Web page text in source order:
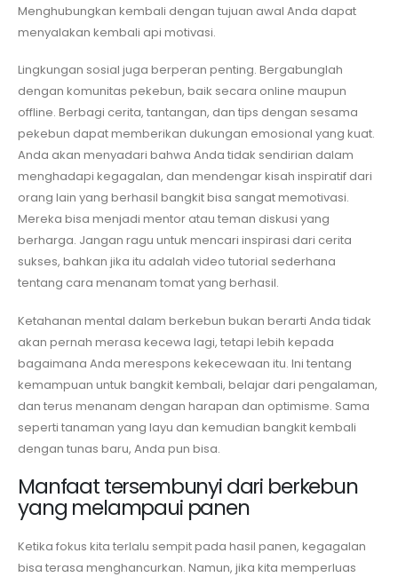
Menghubungkan kembali dengan tujuan awal Anda dapat
menyalakan kembali api motivasi.
Lingkungan sosial juga berperan penting. Bergabunglah
dengan komunitas pekebun, baik secara online maupun
offline. Berbagi cerita, tantangan, dan tips dengan sesama
pekebun dapat memberikan dukungan emosional yang kuat.
Anda akan menyadari bahwa Anda tidak sendirian dalam
menghadapi kegagalan, dan mendengar kisah inspiratif dari
orang lain yang berhasil bangkit bisa sangat memotivasi.
Mereka bisa menjadi mentor atau teman diskusi yang
berharga. Jangan ragu untuk mencari inspirasi dari cerita
sukses, bahkan jika itu adalah video tutorial sederhana
tentang cara menanam tomat yang berhasil.
Ketahanan mental dalam berkebun bukan berarti Anda tidak
akan pernah merasa kecewa lagi, tetapi lebih kepada
bagaimana Anda merespons kekecewaan itu. Ini tentang
kemampuan untuk bangkit kembali, belajar dari pengalaman,
dan terus menanam dengan harapan dan optimisme. Sama
seperti tanaman yang layu dan kemudian bangkit kembali
dengan tunas baru, Anda pun bisa.
Manfaat tersembunyi dari berkebun
yang melampaui panen
Ketika fokus kita terlalu sempit pada hasil panen, kegagalan
bisa terasa menghancurkan. Namun, jika kita memperluas